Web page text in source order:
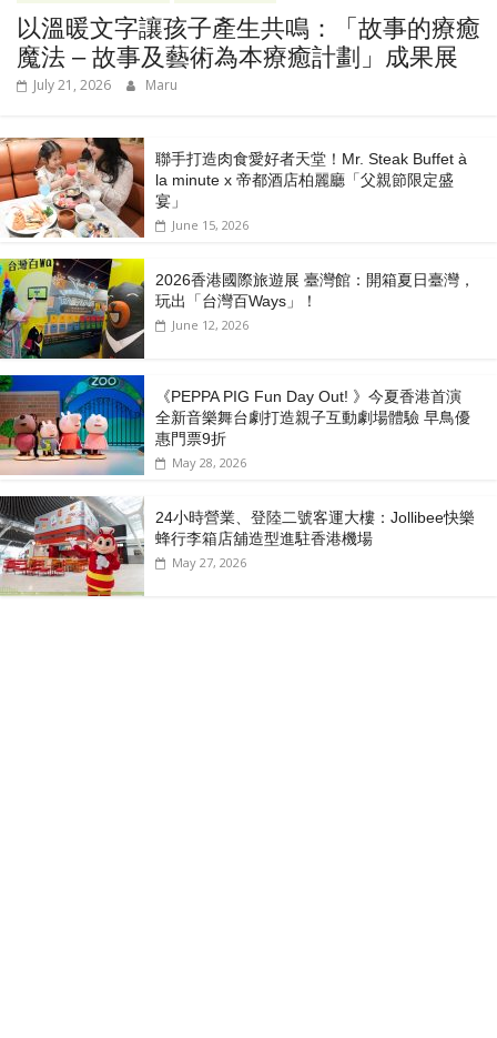
以溫暖文字讓孩子產生共鳴：「故事的療癒
魔法 – 故事及藝術為本療癒計劃」成果展
July 21, 2026 Maru
聯手打造肉食愛好者天堂！Mr. Steak Buffet à
la minute x 帝都酒店柏麗廳「⽗親節限定盛
宴」
June 15, 2026
2026香港國際旅遊展 臺灣館：開箱夏日臺灣，
玩出「台灣百Ways」！
June 12, 2026
《PEPPA PIG Fun Day Out! 》今夏香港首演
全新音樂舞台劇打造親子互動劇場體驗 早鳥優
惠門票9折
May 28, 2026
24小時營業、登陸二號客運大樓：Jollibee快樂
蜂行李箱店舖造型進駐香港機場
May 27, 2026